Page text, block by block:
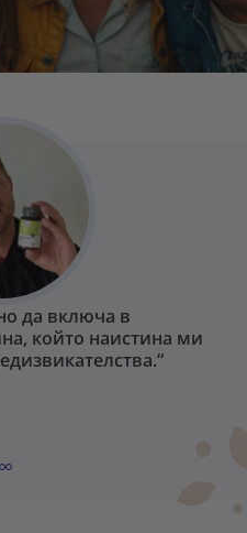
да включа в
който наистина ми